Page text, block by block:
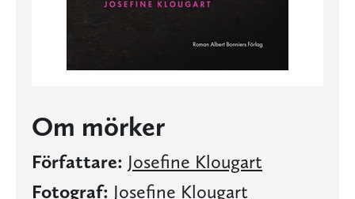
Om mörker
Författare: Josefine Klougart
Fotograf: Josefine Klougart